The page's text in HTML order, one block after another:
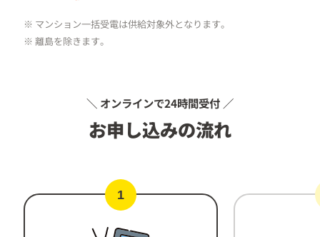
※ マンション一括受電は供給対象外となります。
※ 離島を除きます。
＼ オンラインで24時間受付 ／
お申し込みの流れ
1